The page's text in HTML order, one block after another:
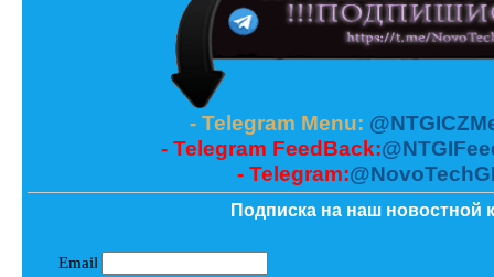
- Telegram Menu:
- Telegram FeedBack:
- Telegram:
Подписка на наш новостной